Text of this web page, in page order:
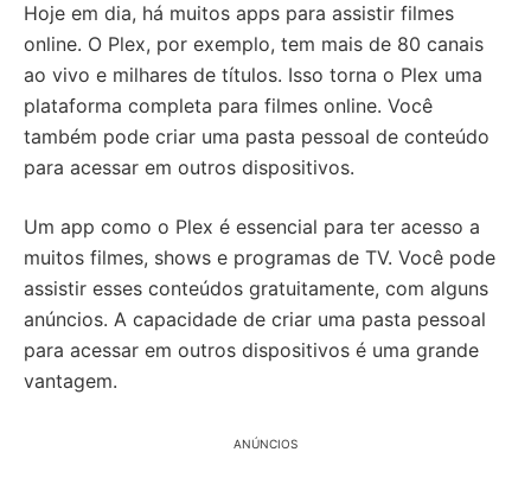
Hoje em dia, há muitos apps para assistir filmes
online. O Plex, por exemplo, tem mais de 80 canais
ao vivo e milhares de títulos. Isso torna o Plex uma
plataforma completa para filmes online. Você
também pode criar uma pasta pessoal de conteúdo
para acessar em outros dispositivos.
Um app como o Plex é essencial para ter acesso a
muitos filmes, shows e programas de TV. Você pode
assistir esses conteúdos gratuitamente, com alguns
anúncios. A capacidade de criar uma pasta pessoal
para acessar em outros dispositivos é uma grande
vantagem.
ANÚNCIOS